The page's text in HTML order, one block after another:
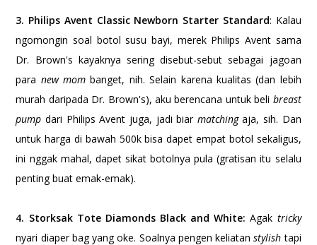
3. Philips Avent Classic Newborn Starter Standard: Kalau
ngomongin soal botol susu bayi, merek Philips Avent sama
Dr. Brown's kayaknya sering disebut-sebut sebagai jagoan
para new mom banget, nih. Selain karena kualitas (dan lebih
murah daripada Dr. Brown's), aku berencana untuk beli breast
pumpdari Philips Avent juga, jadi biar matchingaja, sih. Dan
untuk harga di bawah 500k bisa dapet empat botol sekaligus,
ini nggak mahal, dapet sikat botolnya pula (gratisan itu selalu
penting buat emak-emak).
4. Storksak Tote Diamonds Black and White: Agak tricky
nyari diaper bag yang oke. Soalnya pengen keliatanstylish tapi